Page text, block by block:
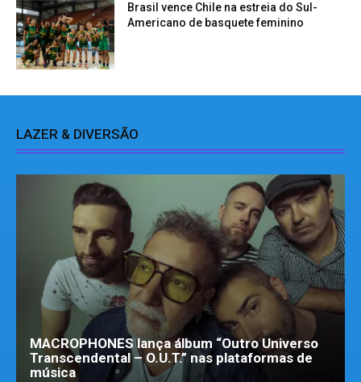
Brasil vence Chile na estreia do Sul-
Americano de basquete feminino
LAZER & DIVERSÃO
MACROPHONES lança álbum “Outro Universo
Transcendental – O.U.T.” nas plataformas de
música